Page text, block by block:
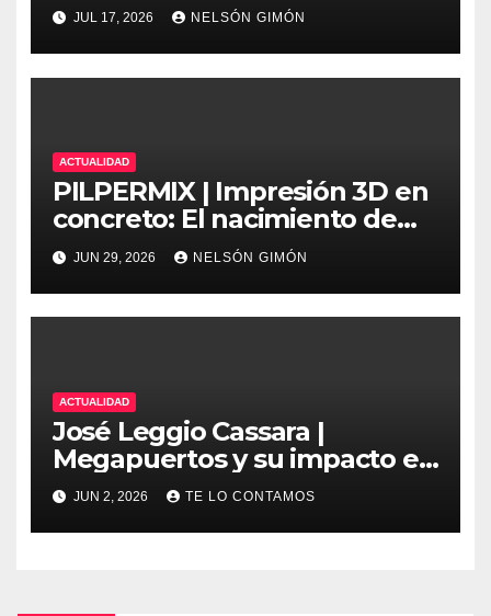
precisión y protocolos de
seguridad en la ingeniería
moderna
JUL 17, 2026 NELSÓN GIMÓN
ACTUALIDAD
PILPERMIX | Impresión 3D en
concreto: El nacimiento de
una nueva era arquitectónica
automatizada
JUN 29, 2026 NELSÓN GIMÓN
ACTUALIDAD
José Leggio Cassara |
Megapuertos y su impacto en
el turismo y el comercio
global
JUN 2, 2026 TE LO CONTAMOS